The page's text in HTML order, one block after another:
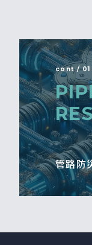
cont / 01
管路防